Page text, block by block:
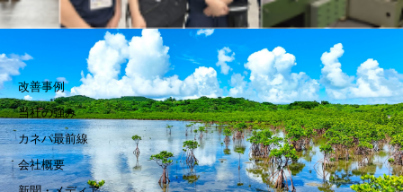
改善事例
当社の強み
カネパ最前線
会社概要